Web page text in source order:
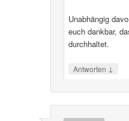
Unabhängig
euch dankbar,
durchhaltet.
Antworten ↓